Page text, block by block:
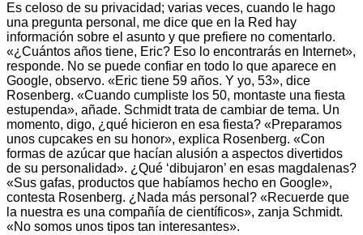
Es celoso de su privacidad; varias veces, cuando le hago
una pregunta personal, me dice que en la Red hay
información sobre el asunto y que prefiere no comentarlo.
«¿Cuántos años tiene, Eric? Eso lo encontrarás en Internet»,
responde. No se puede confiar en todo lo que aparece en
Google, observo. «Eric tiene 59 años. Y yo, 53», dice
Rosenberg. «Cuando cumpliste los 50, montaste una fiesta
estupenda», añade. Schmidt trata de cambiar de tema. Un
momento, digo, ¿qué hicieron en esa fiesta? «Preparamos
unos cupcakes en su honor», explica Rosenberg. «Con
formas de azúcar que hacían alusión a aspectos divertidos
de su personalidad». ¿Qué ‘dibujaron’ en esas magdalenas?
«Sus gafas, productos que habíamos hecho en Google»,
contesta Rosenberg. ¿Nada más personal? «Recuerde que
la nuestra es una compañía de científicos», zanja Schmidt.
«No somos unos tipos tan interesantes».